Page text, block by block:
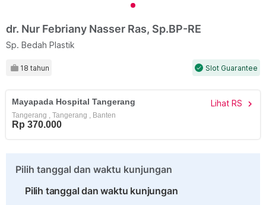
dr. Nur Febriany Nasser Ras, Sp.BP-RE
Sp. Bedah Plastik
18 tahun check Slot Guarantee
Mayapada Hospital Tangerang Lihat RS chevron_right
Tangerang , Tangerang , Banten
Rp 370.000
Pilih tanggal dan waktu kunjungan
Pilih tanggal dan waktu kunjungan